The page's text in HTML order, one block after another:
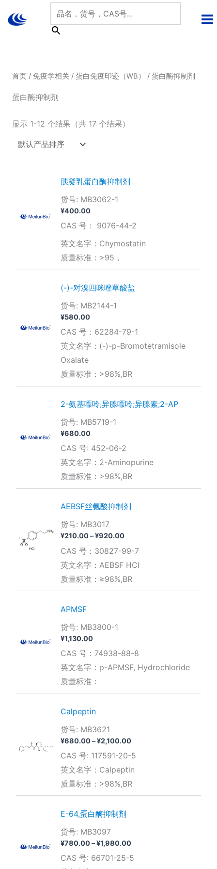
首页/ 免疫学相关 / 蛋白免疫印迹（WB） / 蛋白酶抑制剂
蛋白酶抑制剂
显示 1-12 个结果（共 17 个结果）
胰凝乳蛋白酶抑制剂
货号: MB3062-1
¥400.00
CAS 号： 9076-44-2
英文名字：Chymostatin
质量标准：>95，
(-)-对溴四咪唑草酸盐
货号: MB2144-1
¥580.00
CAS 号：62284-79-1
英文名字：(-)-p-Bromotetramisole
Oxalate
质量标准：>98%,BR
2-氨基嘌呤,异腺嘌呤;异腺素;2-AP
货号: MB5719-1
¥680.00
CAS 号: 452-06-2
英文名字：2-Aminopurine
质量标准：>98%,BR
AEBSF丝氨酸抑制剂
货号: MB3017
¥210.00–¥920.00价
范
围：
¥210.00
至
CAS 号：30827-99-7
英文名字：AEBSF HCl
质量标准：≥98%,BR
APMSF
货号: MB3800-1
¥1,130.00
CAS 号：74938-88-8
英文名字：p-APMSF, Hydrochloride
质量标准：
Calpeptin
货号: MB3621
¥680.00–¥2,100.00价
范
围：
¥680.00
至
CAS 号: 117591-20-5
英文名字：Calpeptin
质量标准：>98%,BR
E-64,蛋白酶抑制剂
货号: MB3097
¥780.00–¥1,980.00价
范
CAS 号: 66701-25-5